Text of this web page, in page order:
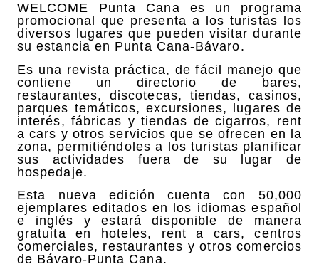
WELCOME Punta Cana es un programa
promocional que presenta a los turistas los
diversos lugares que pueden visitar durante
su estancia en Punta Cana-Bávaro.
Es una revista práctica, de fácil manejo que
contiene un directorio de bares,
restaurantes, discotecas, tiendas, casinos,
parques temáticos, excursiones, lugares de
interés, fábricas y tiendas de cigarros, rent
a cars y otros servicios que se ofrecen en la
zona, permitiéndoles a los turistas planificar
sus actividades fuera de su lugar de
hospedaje.
Esta nueva edición cuenta con 50,000
ejemplares editados en los idiomas español
e inglés y estará disponible de manera
gratuita en hoteles, rent a cars, centros
comerciales, restaurantes y otros comercios
de Bávaro-Punta Cana.